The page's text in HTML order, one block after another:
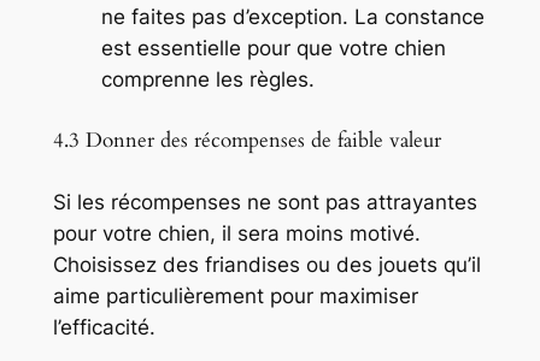
ne faites pas d’exception. La constance
est essentielle pour que votre chien
comprenne les règles.
4.3 Donner des récompenses de faible valeur
Si les récompenses ne sont pas attrayantes
pour votre chien, il sera moins motivé.
Choisissez des friandises ou des jouets qu’il
aime particulièrement pour maximiser
l’efficacité.